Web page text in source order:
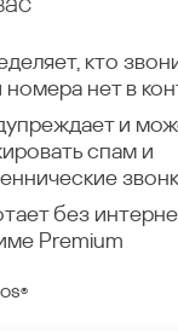
кто
номера нет в
и
спам и
без
Premium